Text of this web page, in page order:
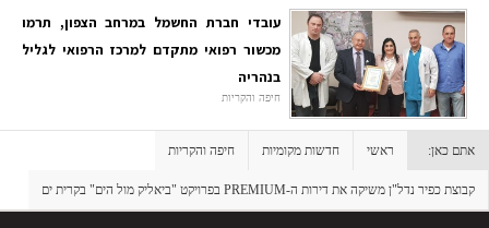
עובדי חברת החשמל במרחב הצפון, תרמו
מכשור רפואי מתקדם למרכז הרפואי לגליל
בנהריה
חיפה והקריות
אתם כאן: ראשי חדשות מקומיות חיפה והקריות
קבוצת כפיר נדל"ן משיקה את דירות ה-PREMIUM בפרויקט "ביאליק מול הים" בקרית ים